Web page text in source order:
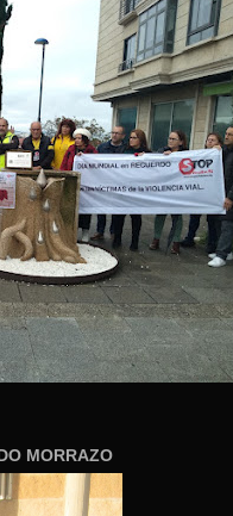
MORRAZO